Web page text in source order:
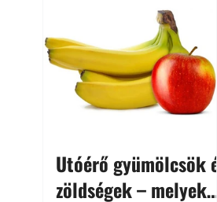
kertészkedés sokak számára
kikapcsolódást és feltöltődést
is jelent.
Utóérő gyümölcsök és
zöldségek – melyek